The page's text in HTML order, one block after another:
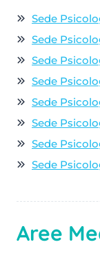
Sede
Sede
Sede
Sede
Sede
Sede
Sede
Sede
Aree